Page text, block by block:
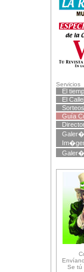
Servicios
El
El
Sorteos
Guía
Se tú